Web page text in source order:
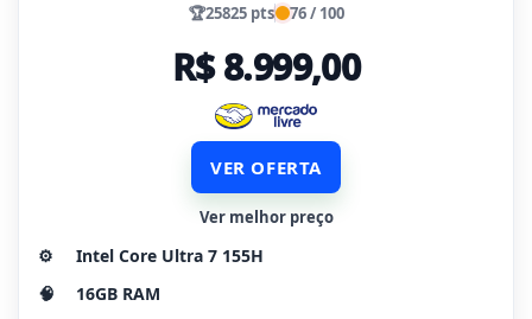
🏆25825 pts 76 / 100
R$ 8.999,00
VER OFERTA
Ver melhor preço
⚙️
Intel Core Ultra 7 155H
🧠
16GB RAM